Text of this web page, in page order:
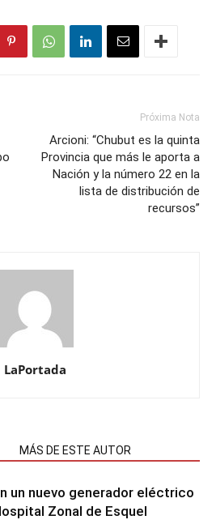
Próxima Nota
Arcioni: “Chubut es la quinta
Provincia que más le aporta a
Nación y la número 22 en la
lista de distribución de
recursos”
LaPortada
MÁS DE ESTE AUTOR
un nuevo generador eléctrico
Zonal de Esquel